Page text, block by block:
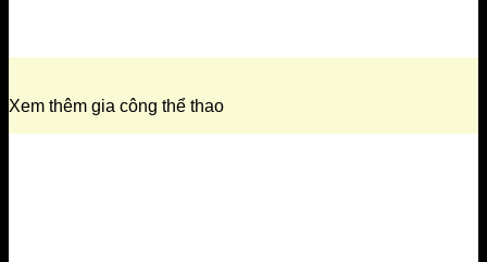
Xem thêm gia công thể thao